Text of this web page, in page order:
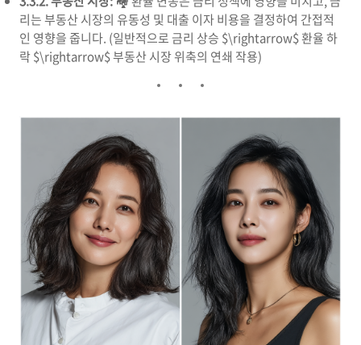
리는 부동산 시장의 유동성 및 대출 이자 비용을 결정하여 간접적
인 영향을 줍니다. (일반적으로 금리 상승 $\rightarrow$환율 하
락$\rightarrow$부동산 시장 위축의 연쇄 작용)